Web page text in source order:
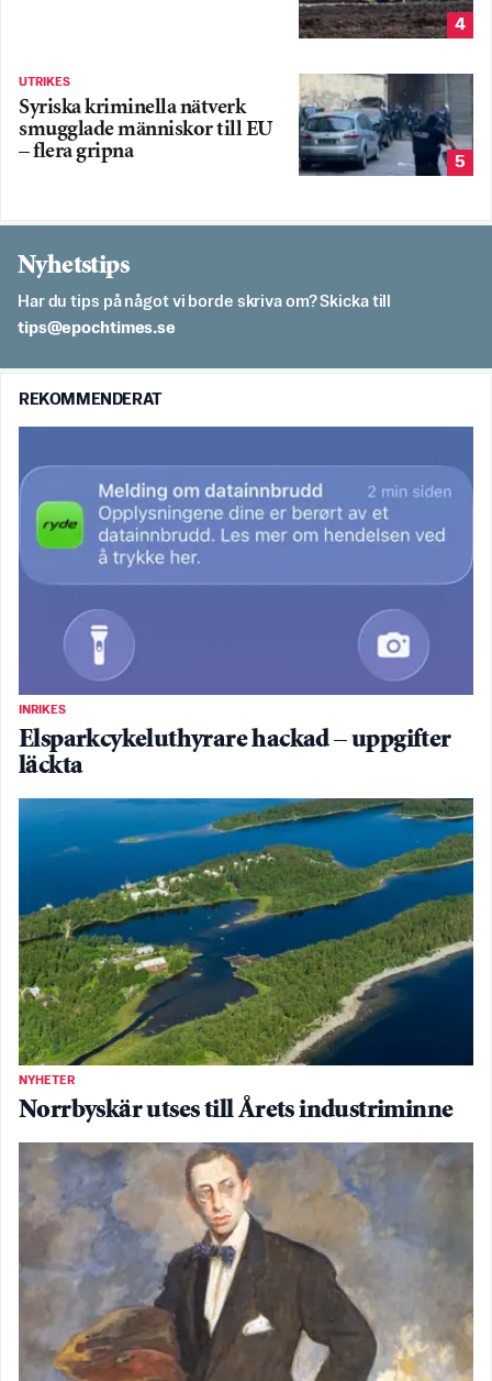
4
UTRIKES
Syriska kriminella nätverk
smugglade människor till EU
– flera gripna
5
Nyhetstips
Har du tips på något vi borde skriva om? Skicka till
es.semithcope@spit
REKOMMENDERAT
INRIKES
Elsparkcykeluthyrare hackad – uppgifter
läckta
NYHETER
Norrbyskär utses till Årets industriminne